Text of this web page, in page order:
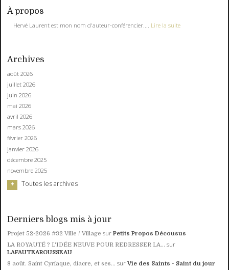
À propos
Hervé Laurent est mon nom d'auteur-conférencier.... Lire la suite
Archives
août 2026
juillet 2026
juin 2026
mai 2026
avril 2026
mars 2026
février 2026
janvier 2026
décembre 2025
novembre 2025
Toutes les archives
Derniers blogs mis à jour
Projet 52-2026 #32 Ville / Village surPetits Propos Décousus
LA ROYAUTÉ ? L'IDÉE NEUVE POUR REDRESSER LA... sur
LAFAUTEAROUSSEAU
8 août. Saint Cyriaque, diacre, et ses... surVie des Saints - Saint du jour